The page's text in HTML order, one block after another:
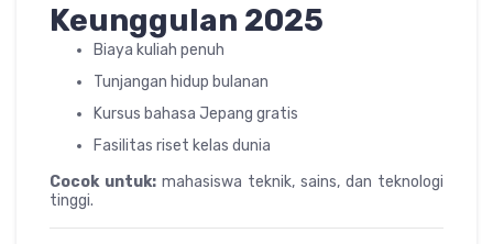
Keunggulan 2025
Biaya kuliah penuh
Tunjangan hidup bulanan
Kursus bahasa Jepang gratis
Fasilitas riset kelas dunia
Cocok untuk: mahasiswa teknik, sains, dan teknologi
tinggi.